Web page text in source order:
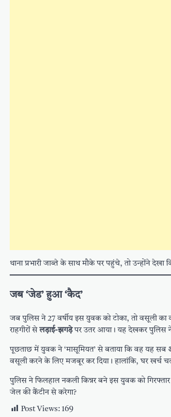
थाना प्रभारी जाब्ते के साथ मौके पर पहुंचे, तो उन्होंने
जब ‘जेड’ हुआ ‘कैद’
जब पुलिस ने 27 वर्षीय इस युवक को टोका, तो वसूली
राहगीरों सेलड़ाई-झगड़ेपर उतर आया। यह देखकर पुलिस ने
पूछताछ में युवक ने ‘मासूमियत’ से बताया कि वह यह सब
वसूली करने के लिए मजबूर कर दिया। हालांकि, घर खर्च
पुलिस ने फिलहाल नकली किन्नर बने इस युवक को
जेल की कैंटीन से करेगा?
Post Views: 169